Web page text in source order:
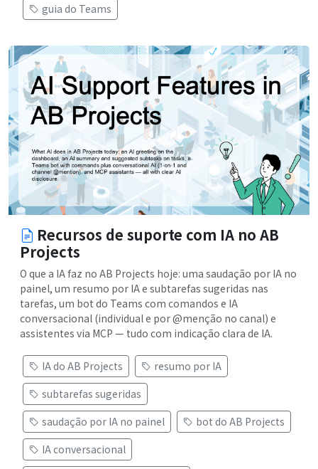
guia do Teams
Recursos de suporte com IA no AB
Projects
O que a IA faz no AB Projects hoje: uma saudação por IA no
painel, um resumo por IA e subtarefas sugeridas nas
tarefas, um bot do Teams com comandos e IA
conversacional (individual e por @menção no canal) e
assistentes via MCP — tudo com indicação clara de IA.
IA do AB Projects
resumo por IA
subtarefas sugeridas
saudação por IA no painel
bot do AB Projects
IA conversacional